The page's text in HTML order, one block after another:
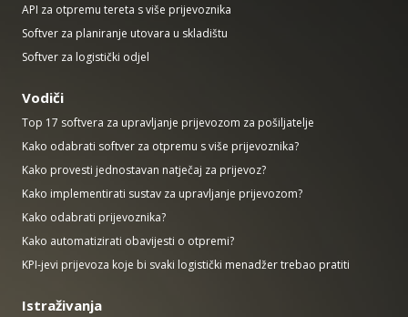
API za otpremu tereta s više prijevoznika
Softver za planiranje utovara u skladištu
Softver za logistički odjel
Vodiči
Top 17 softvera za upravljanje prijevozom za pošiljatelje
Kako odabrati softver za otpremu s više prijevoznika?
Kako provesti jednostavan natječaj za prijevoz?
Kako implementirati sustav za upravljanje prijevozom?
Kako odabrati prijevoznika?
Kako automatizirati obavijesti o otpremi?
KPI-jevi prijevoza koje bi svaki logistički menadžer trebao pratiti
Istraživanja